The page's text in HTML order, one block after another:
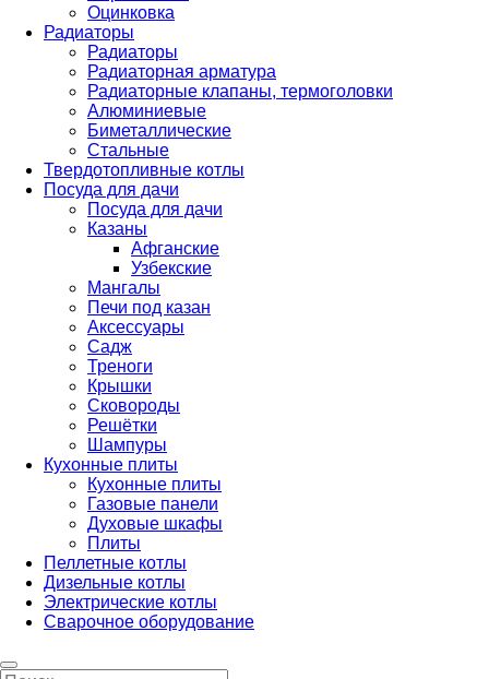
Оцинковка
Радиаторы
Радиаторы
Радиаторная арматура
Радиаторные клапаны, термоголовки
Алюминиевые
Биметаллические
Стальные
Твердотопливные котлы
Посуда для дачи
Посуда для дачи
Казаны
Афганские
Узбекские
Мангалы
Печи под казан
Аксессуары
Садж
Треноги
Крышки
Сковороды
Решётки
Шампуры
Кухонные плиты
Кухонные плиты
Газовые панели
Духовые шкафы
Плиты
Пеллетные котлы
Дизельные котлы
Электрические котлы
Сварочное оборудование